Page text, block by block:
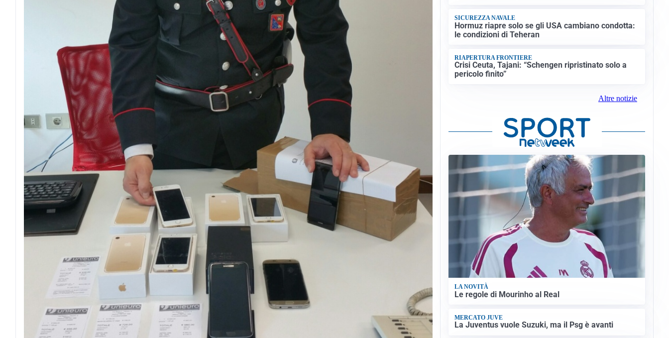
SICUREZZA NAVALE
Hormuz riapre solo se gli USA cambiano condotta:
le condizioni di Teheran
RIAPERTURA FRONTIERE
Crisi Ceuta, Tajani: “Schengen ripristinato solo a
pericolo finito”
Altre notizie
LA NOVITÀ
Le regole di Mourinho al Real
MERCATO JUVE
La Juventus vuole Suzuki, ma il Psg è avanti